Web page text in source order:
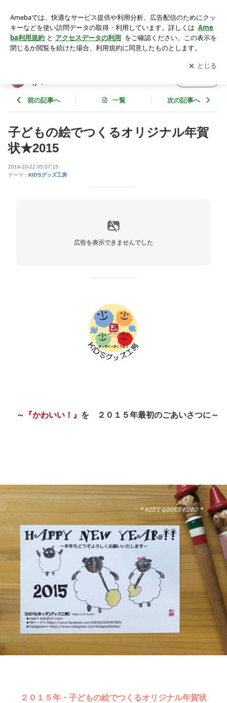
遠の想い出として残しませんか？
アプリをダウンロードして ブログの更新通知
を受け取りまし
ょう。
開く
か？
前の記事へ 一覧 次の記事へ
子どもの絵でつくるオリジナル年賀
状★2015
2014-10-22 05:07:15
テーマ： KID'Sグッズ工房
広告を表示できませんでした
～ 『かわいい！』 を ２０１５年最初のごあいさつに～
２０１５年・子どもの絵でつくるオリジナル年賀状